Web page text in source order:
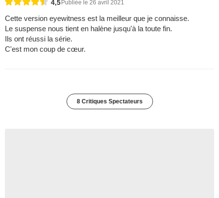
4,5 Publiée le 26 avril 2021
Cette version eyewitness est la meilleur que je connaisse.
Le suspense nous tient en halène jusqu'à la toute fin.
Ils ont réussi la série.
C'est mon coup de cœur.
8 Critiques Spectateurs